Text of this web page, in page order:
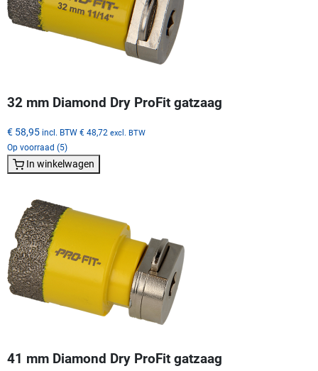
32 mm Diamond Dry ProFit gatzaag
€ 58,95 incl. BTW € 48,72 excl. BTW
Op voorraad (5)
In winkelwagen
41 mm Diamond Dry ProFit gatzaag